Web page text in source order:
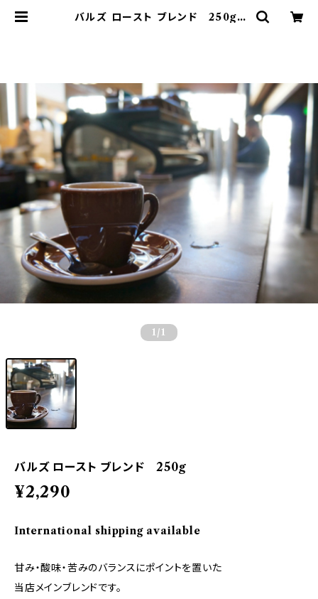
バルズ ロースト ブレンド 250g |
1 /1
バルズ ロースト ブレンド 250g
¥2,290
International shipping available
甘み・酸味・苦みのバランスにポイントを置いた
当店メインブレンドです。